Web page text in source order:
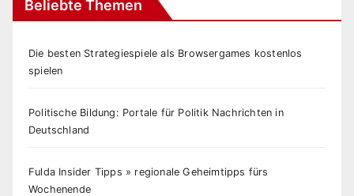
Beliebte Themen
Die besten Strategiespiele als Browsergames kostenlos
spielen
Politische Bildung: Portale für Politik Nachrichten in
Deutschland
Fulda Insider Tipps » regionale Geheimtipps fürs
Wochenende